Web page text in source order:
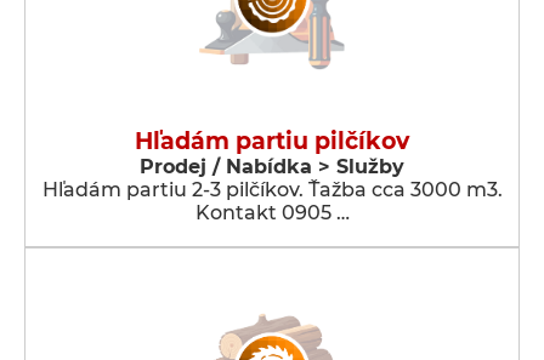
Hľadám partiu pilčíkov
Prodej / Nabídka > Služby
Hľadám partiu 2-3 pilčíkov. Ťažba cca 3000 m3.
Kontakt 0905 …